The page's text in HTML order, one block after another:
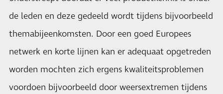
de leden en deze gedeeld wordt tijdens bijvoorbeeld
themabijeenkomsten. Door een goed Europees
netwerk en korte lijnen kan er adequaat opgetreden
worden mochten zich ergens kwaliteitsproblemen
voordoen bijvoorbeeld door weersextremen tijdens